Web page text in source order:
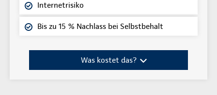
Internetrisiko
Bis zu 15 % Nachlass bei Selbstbehalt
Was kostet das?